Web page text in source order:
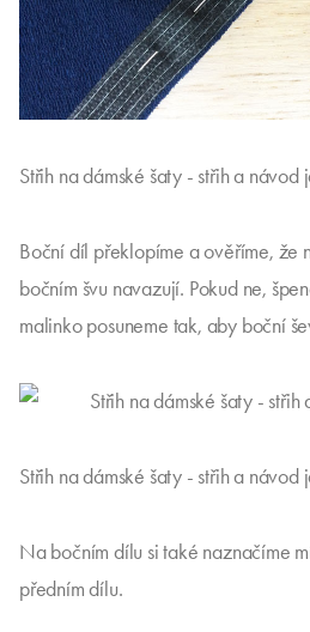
Střih na dámské šaty - střih a návod
Boční díl překlopíme a ověříme, že
bočním švu navazují. Pokud ne,
malinko posuneme tak, aby boční
Střih na dámské šaty - střih a návod
Na bočním dílu si také naznačíme
předním dílu.